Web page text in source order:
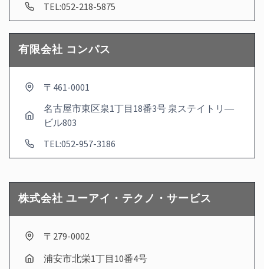
TEL:052-218-5875
有限会社 コンパス
〒461-0001
名古屋市東区泉1丁目18番3号 泉ステイトリ―
ビル803
TEL:052-957-3186
株式会社 ユーアイ・テクノ・サービス
〒279-0002
浦安市北栄1丁目10番4号